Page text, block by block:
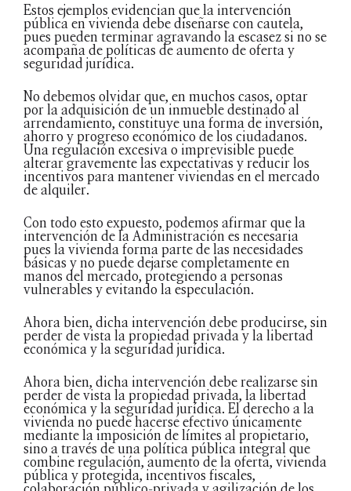
Estos ejemplos evidencian que la intervención
pública en vivienda debe diseñarse con cautela,
pues pueden terminar agravando la escasez si no se
acompaña de políticas de aumento de oferta y
seguridad jurídica.
No debemos olvidar que, en muchos casos, optar
por la adquisición de un inmueble destinado al
arrendamiento, constituye una forma de inversión,
ahorro y progreso económico de los ciudadanos.
Una regulación excesiva o imprevisible puede
alterar gravemente las expectativas y reducir los
incentivos para mantener viviendas en el mercado
de alquiler.
Con todo esto expuesto, podemos afirmar que la
intervención de la Administración es necesaria
pues la vivienda forma parte de las necesidades
básicas y no puede dejarse completamente en
manos del mercado, protegiendo a personas
vulnerables y evitando la especulación.
Ahora bien, dicha intervención debe producirse, sin
perder de vista la propiedad privada y la libertad
económica y la seguridad jurídica.
Ahora bien, dicha intervención debe realizarse sin
perder de vista la propiedad privada, la libertad
económica y la seguridad jurídica. El derecho a la
vivienda no puede hacerse efectivo únicamente
mediante la imposición de límites al propietario,
sino a través de una política pública integral que
combine regulación, aumento de la oferta, vivienda
pública y protegida, incentivos fiscales,